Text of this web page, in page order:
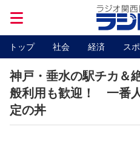
トップ 社会 経済 ス
神戸・垂水の駅チカ
般利用も歓迎！ 一番
定の丼